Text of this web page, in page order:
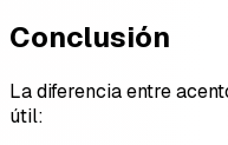
Conclusión
La diferencia entre
útil: